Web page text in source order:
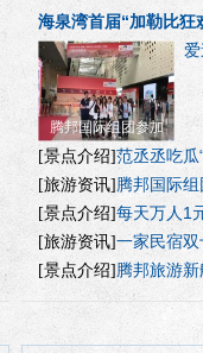
海泉湾首届“加勒比狂
腾邦国际组团参加
[景点介绍]范丞丞吃瓜
记2
[旅游资讯] 腾邦国际
源无缝
[景点介绍]每天万人1
餐饮
[旅游资讯]一家民宿
[景点介绍] 腾邦旅游